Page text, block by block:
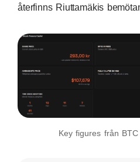
återfinns Riuttamäkis
Key figures från